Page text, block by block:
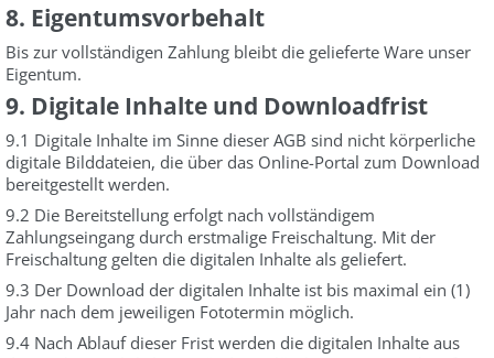
8. Eigentumsvorbehalt
Bis zur vollständigen Zahlung bleibt die gelieferte Ware unser
Eigentum.
9. Digitale Inhalte und Downloadfrist
9.1 Digitale Inhalte im Sinne dieser AGB sind nicht körperliche
digitale Bilddateien, die über das Online-Portal zum Download
bereitgestellt werden.
9.2 Die Bereitstellung erfolgt nach vollständigem
Zahlungseingang durch erstmalige Freischaltung. Mit der
Freischaltung gelten die digitalen Inhalte als geliefert.
9.3 Der Download der digitalen Inhalte ist bis maximal ein (1)
Jahr nach dem jeweiligen Fototermin möglich.
9.4 Nach Ablauf dieser Frist werden die digitalen Inhalte aus